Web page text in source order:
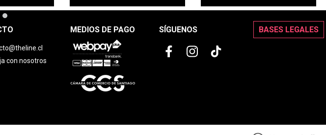
con nosotros
MEDIOS DE PAGO SÍGUENOS BASES LEGALES